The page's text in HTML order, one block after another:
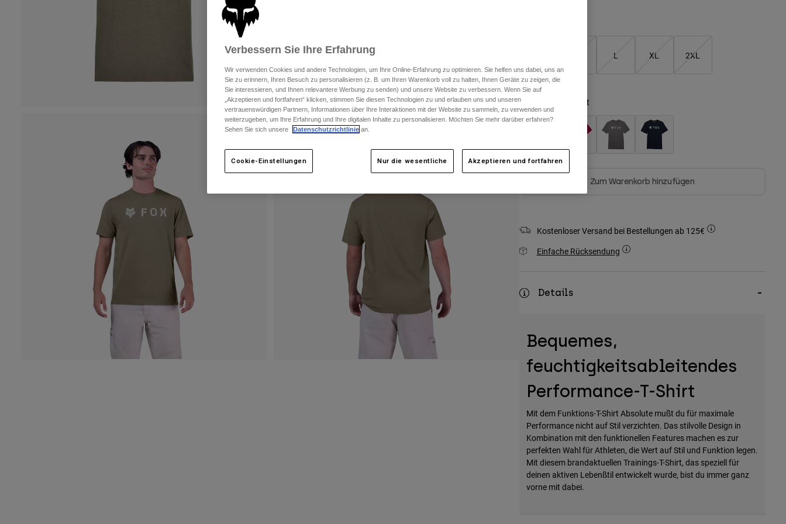
L XL 2XL
Farben - Adobe-Rot
Zum Warenkorb hinzufügen
Kostenloser Versand bei Bestellungen ab 125€
Einfache Rücksendung
Details
Bequemes,
feuchtigkeitsableitendes
Performance-T-Shirt
Mit dem Funktions-T-Shirt Absolute mußt du für maximale
Performance nicht auf Stil verzichten. Das stilvolle Design in
Kombination mit den funktionellen Features machen es zur
perfekten Wahl für Athleten, die Wert auf Stil und Funktion legen.
Mit diesem brandaktuellen Trainings-T-Shirt, das speziell für
deinen aktiven Lebenßtil entwickelt wurde, bist du immer ganz
vorne mit dabei.
Verbessern Sie Ihre Erfahrung
Wir verwenden Cookies und andere Technologien, um Ihre Online-Erfahrung zu optimieren. Sie helfen uns dabei, uns an
Sie zu erinnern, Ihren Besuch zu personalisieren (z. B. um Ihren Warenkorb voll zu halten, Ihnen Geräte zu zeigen, die
Sie interessieren, und Ihnen relevantere Werbung zu senden) und unsere Website zu verbessern. Wenn Sie auf
„Akzeptieren und fortfahren“ klicken, stimmen Sie diesen Technologien zu und erlauben uns und unseren
vertrauenswürdigen Partnern, Informationen über Ihre Interaktionen mit der Website zu sammeln, zu verwenden und
weiterzugeben, um Ihre Erfahrung und Ihre digitalen Inhalte zu personalisieren. Möchten Sie mehr darüber erfahren?
Sehen Sie sich unsere
Datenschutzrichtlinie an.
Cookie-Einstellungen Nur die wesentliche Akzeptieren und fortfahren